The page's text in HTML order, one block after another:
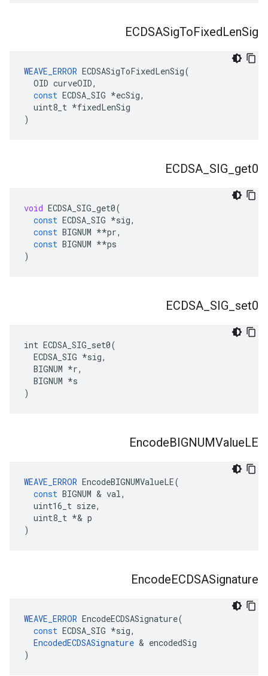
ECDSASigToFixedLenSig
WEAVE_ERROR ECDSASigToFixedLenSig(
OID curveOID,
const ECDSA_SIG *ecSig,
uint8_t *fixedLenSig
)
ECDSA SIG get0
void ECDSA_SIG_get0(
const ECDSA_SIG *sig,
const BIGNUM **pr,
const BIGNUM **ps
)
ECDSA SIG set0
int ECDSA_SIG_set0(
  ECDSA_SIG *sig,
  BIGNUM *r,
  BIGNUM *s
)
EncodeBIGNUMValueLE
WEAVE_ERROR EncodeBIGNUMValueLE(
const BIGNUM & val,
uint16_t size,
uint8_t *& p
)
EncodeECDSASignature
WEAVE_ERROR EncodeECDSASignature(
const ECDSA_SIG *sig,
EncodedECDSASignature & encodedSig
)